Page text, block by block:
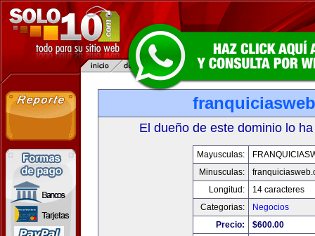
El dueño de este dominio lo
Mayusculas:
Minusculas:
Longitud:
14 caracteres
Categorias:
Negocios
Precio:
$600.00